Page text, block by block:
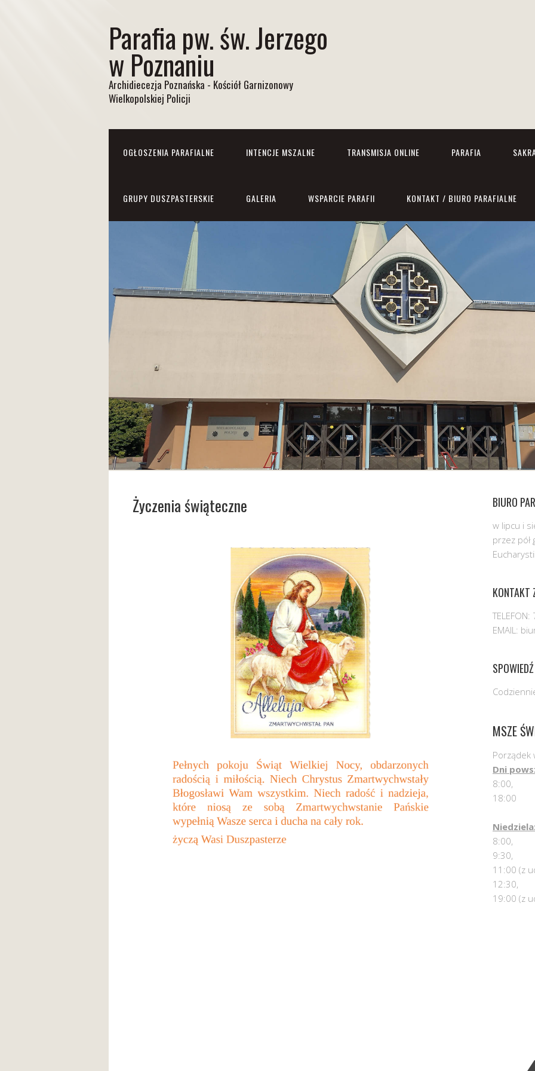
Parafia pw. św. Jerzego
w Poznaniu
Archidiecezja Poznańska - Kościół Garnizonowy
Wielkopolskiej Policji
OGŁOSZENIA PARAFIALNE INTENCJE MSZALNE TRANSMISJA ONLINE PARAFIA
GRUPY DUSZPASTERSKIE GALERIA WSPARCIE PARAFII KONTAKT / BIURO PARAFIALNE
Życzenia świąteczne BIURO
w lipcu i
przez
Eucharystii
KONTAKT
EMAIL:
MSZE
Porządek
Dni
8:00,
18:00
Niedziela:
8:00,
9:30,
11:00 (z
12:30,
19:00 (z